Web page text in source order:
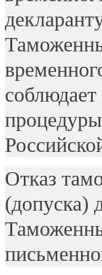
Отказ
(допуска)